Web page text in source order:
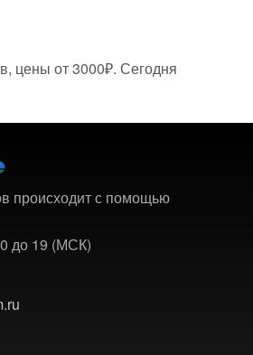
цены от 3000₽. Сегодня
происходит с помощью
до 19 (МСК)